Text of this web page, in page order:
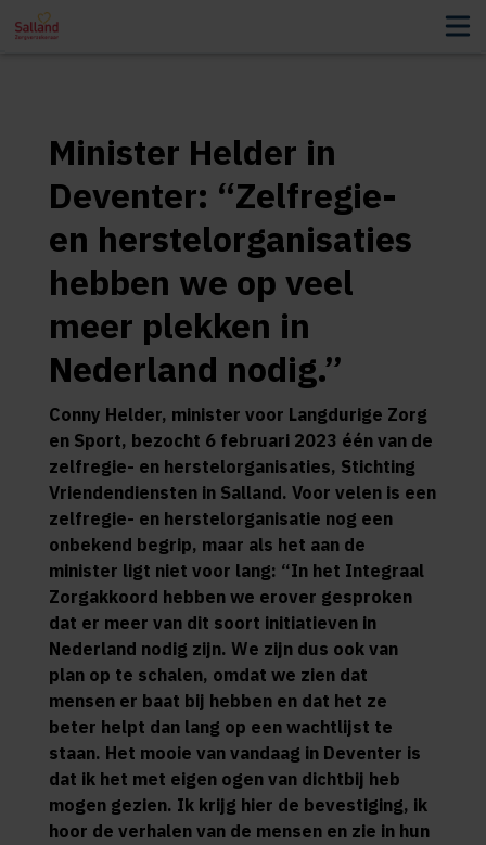
Minister Helder in
Deventer: “Zelfregie-
en herstelorganisaties
hebben we op veel
meer plekken in
Nederland nodig.”
Conny Helder, minister voor Langdurige Zorg
en Sport, bezocht 6 februari 2023 één van de
zelfregie- en herstelorganisaties, Stichting
Vriendendiensten in Salland. Voor velen is een
zelfregie- en herstelorganisatie nog een
onbekend begrip, maar als het aan de
minister ligt niet voor lang: “In het Integraal
Zorgakkoord hebben we erover gesproken
dat er meer van dit soort initiatieven in
Nederland nodig zijn. We zijn dus ook van
plan op te schalen, omdat we zien dat
mensen er baat bij hebben en dat het ze
beter helpt dan lang op een wachtlijst te
staan. Het mooie van vandaag in Deventer is
dat ik het met eigen ogen van dichtbij heb
mogen gezien. Ik krijg hier de bevestiging, ik
hoor de verhalen van de mensen en zie in hun